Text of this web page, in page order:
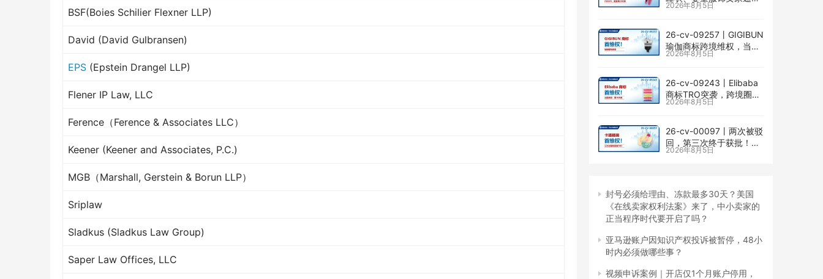
BSF(Boies Schilier Flexner LLP)
David (David Gulbransen)
EPS (Epstein Drangel LLP)
Flener IP Law, LLC
Ference（Ference & Associates LLC）
Keener (Keener and Associates, P.C.)
MGB（Marshall, Gerstein & Borun LLP）
Sriplaw
Sladkus (Sladkus Law Group)
Saper Law Offices, LLC
查CENLYE商标滥用情况
2026年8月5日
26-cv-09257㇑GIGIBUN
瑜伽商标跨境维权，当心
TRO冻结风险
2026年8月5日
26-cv-09243㇑Elibaba
商标TRO突袭，跨境圈内
卷持续升级
2026年8月5日
26-cv-00097㇑两次被驳
回，第三次终于获批！几
乎被遗忘的Senay
2026年8月5日
封号必须给理由、冻款最多30天？美国
《在线卖家权利法案》来了，中小卖家的
正当程序时代要开启了吗？
亚马逊账户因知识产权投诉被暂停，48小
时内必须做哪些事？
视频申诉案例｜开店仅1个月账户停用，